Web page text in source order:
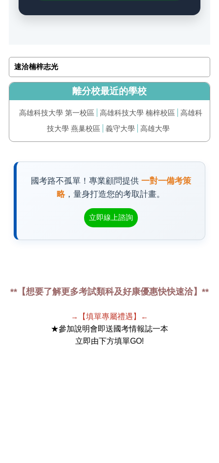
速洽楠梓志光
離分校最近的學校
高雄科技大學 第一校區 高雄科技大學 楠梓校區
高雄科
技大學 燕巢校區
義守大學 高雄大學
國考路不孤單！專業顧問提供 一對一備考策
略，量身打造您的考取計畫。
立即線上諮詢
**【想要了解更多考試類科及好康優惠快快速洽】**
→ 【填單專屬禮遇】
←
★參加說明會即送國考情報誌一本
立即由下方填單GO!